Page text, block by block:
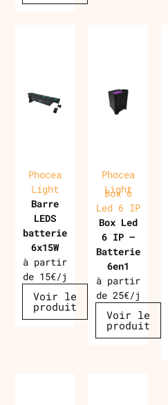
Phocea
Light
Barre
LEDS
batterie
6x15W
à partir
de 15€/j
Voir le
produit
Phocea
Light
Box 6
Led 6 IP
Box Led
6 IP –
Batterie
6en1
à partir
de 25€/j
Voir le
produit